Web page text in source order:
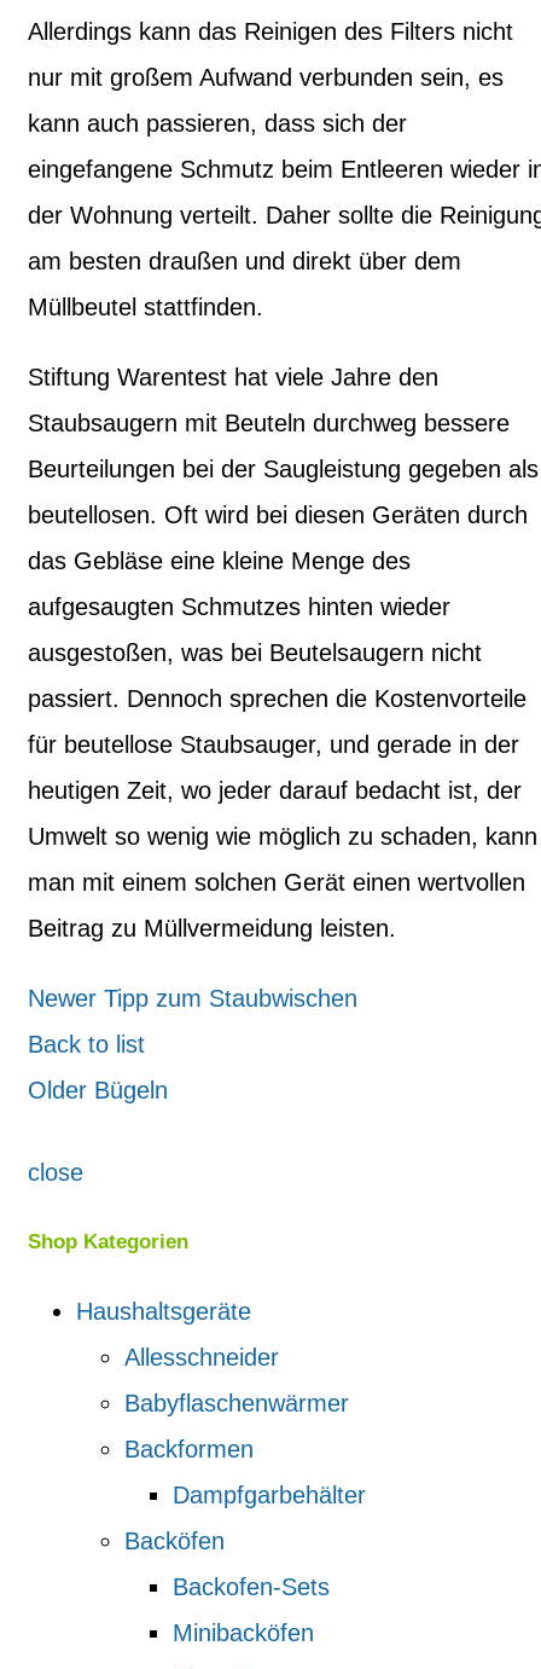
Allerdings kann das Reinigen des Filters nicht
nur mit großem Aufwand verbunden sein, es
kann auch passieren, dass sich der
eingefangene Schmutz beim Entleeren wieder
der Wohnung verteilt. Daher sollte die
am besten draußen und direkt über dem
Müllbeutel stattfinden.
Stiftung Warentest hat viele Jahre den
Staubsaugern mit Beuteln durchweg bessere
Beurteilungen bei der Saugleistung gegeben als
beutellosen. Oft wird bei diesen Geräten durch
das Gebläse eine kleine Menge des
aufgesaugten Schmutzes hinten wieder
ausgestoßen, was bei Beutelsaugern nicht
passiert. Dennoch sprechen die Kostenvorteile
für beutellose Staubsauger, und gerade in der
heutigen Zeit, wo jeder darauf bedacht ist, der
Umwelt so wenig wie möglich zu schaden, kann
man mit einem solchen Gerät einen wertvollen
Beitrag zu Müllvermeidung leisten.
Newer Tipp zum Staubwischen
Back to list
Older Bügeln
close
Shop Kategorien
Haushaltsgeräte
Allesschneider
Babyflaschenwärmer
Backformen
Dampfgarbehälter
Backöfen
Backofen-Sets
Minibacköfen